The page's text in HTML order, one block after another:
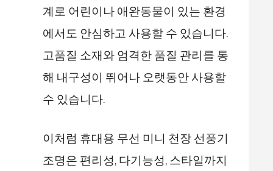
계로 어린이나 애완동물이 있는 환경
에서도 안심하고 사용할 수 있습니다.
고품질 소재와 엄격한 품질 관리를 통
해 내구성이 뛰어나 오랫동안 사용할
수 있습니다.
이처럼 휴대용 무선 미니 천장 선풍기
조명은 편리성, 다기능성, 스타일까지